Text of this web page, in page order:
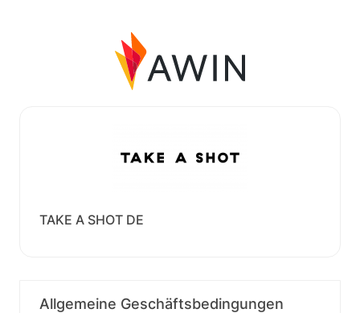
TAKE A SHOT DE
Allgemeine Geschäftsbedingungen